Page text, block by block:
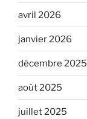
avril 2026
janvier 2026
décembre 2025
août 2025
juillet 2025